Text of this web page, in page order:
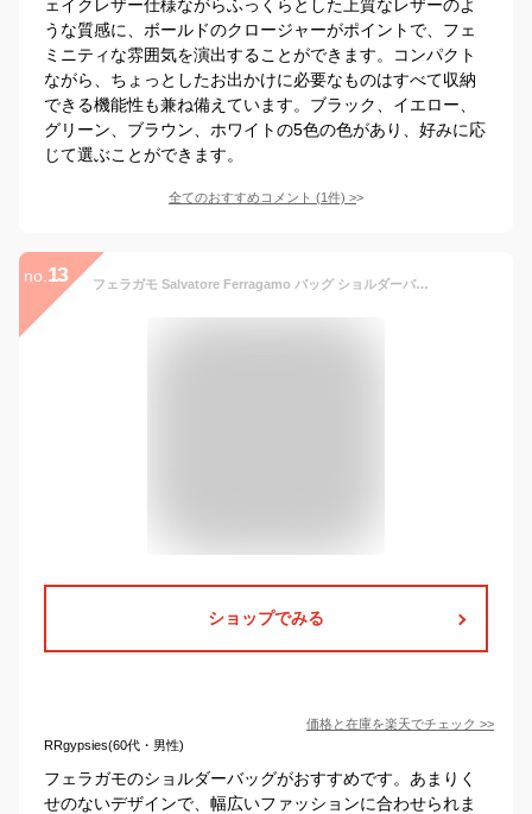
ェイクレザー仕様ながらふっくらとした上質なレザーのよ
うな質感に、ボールドのクロージャーがポイントで、フェ
ミニティな雰囲気を演出することができます。コンパクト
ながら、ちょっとしたお出かけに必要なものはすべて収納
できる機能性も兼ね備えています。ブラック、イエロー、
グリーン、ブラウン、ホワイトの5色の色があり、好みに応
じて選ぶことができます。
全てのおすすめコメント (1件) >
no. 13 フェラガモ Salvatore Ferragamo バッグ ショルダーバッグ レディース ジョアン ガンチーニ 斜めがけ 大人 ブランド 小さめ 革 本革 黒 ブラック JOANNE SHOULDER BAG 21H321 718474
ショップでみる
価格と在庫を楽天でチェック >>
RRgypsies(60代・男性)
フェラガモのショルダーバッグがおすすめです。あまりく
せのないデザインで、幅広いファッションに合わせられま